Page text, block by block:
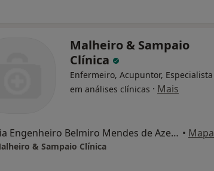
Malheiro & Sampaio
Clínica
Enfermeiro, Acupuntor, Especialista
em análises clínicas · Mais
Via Engenheiro Belmiro Mendes de Azevedo, n. 11, Maia • Mapa
& Sampaio Clínica